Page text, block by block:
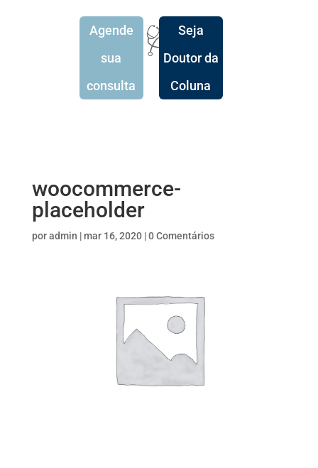
Agende
sua
consulta
🩺
Seja
Doutor da
Coluna
woocommerce-
placeholder
poradmin |mar 16, 2020|0 Comentários